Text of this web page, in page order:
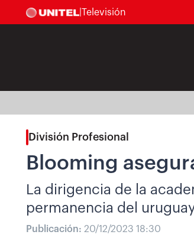
Televisión
División Profesional
Blooming
La dirigencia de la
permanencia del
Publicación: 20/12/2023 18:30